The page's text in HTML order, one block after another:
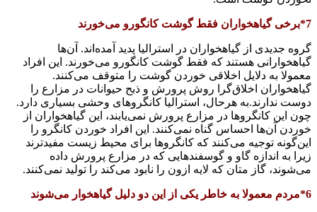
7*برخی گیاهخواران فقط گوشت کانگورو می‌خورند
گروه جدیدی از گیاهخواران در استرالیا پدید آمده‌اند. آن‌ها
گیاهخوارانی هستند که فقط گوشت کانگورو می‌خورند. این افراد
معمولا به دلایل اخلاقی خوردن گوشت را متوقف می‌کنند.
گیاهخواران اخلاق‌گرا روش پرورش و ذبح حیوانات در مزارع را
دوست ندارند.به هرحال، استرالیا کانگروهای وحشی بسیاری دارد.
چون این کانگروها در مزارع پرورش نمی‌یابند، این گیاهخواران از
خوردن آن‌ها احساس گناه نمی‌کنند. این افراد خوردن کانگرو را
این‌گونه توجیه می‌کنند که کانگروها برای محیط زیست مفیدترند
زیرا به اندازه گاو و گوسفندهایی که در مزارع پرورش داده
می‌شوند، گاز متان که لایه ازون را نابود می‌کند را تولید نمی‌کنند.
6*مردم معمولا به خاطر یکی از این دو دلیل گیاهخوار می‌شوند